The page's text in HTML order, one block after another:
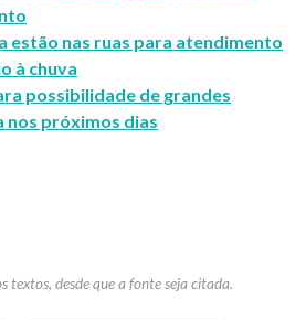
estão nas ruas para atendimento
à chuva
possibilidade de grandes
nos próximos dias